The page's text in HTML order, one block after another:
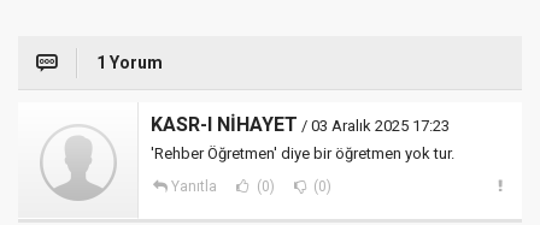
1 Yorum
KASR-I NİHAYET / 03 Aralık 2025 17:23
'Rehber Öğretmen' diye bir öğretmen yok tur.
Yanıtla (0) (0)